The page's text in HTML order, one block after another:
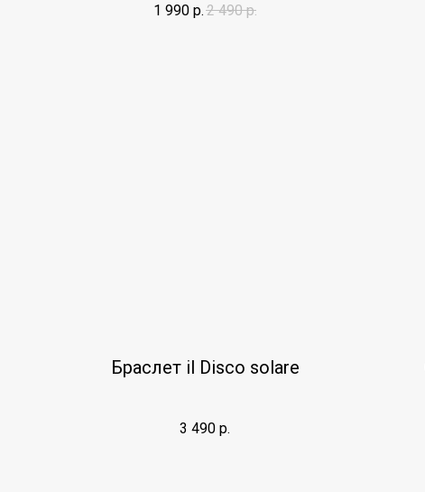
1 990 р.2 490 р.
Браслет il Disco solare
3 490 р.